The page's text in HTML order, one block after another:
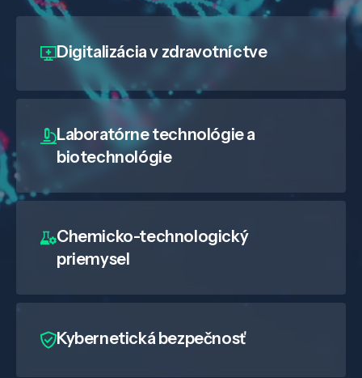
Digitalizáciav zdravotníctve
Laboratórne technológie a
biotechnológie
Chemicko-technologický
priemysel
Kybernetická bezpečnosť